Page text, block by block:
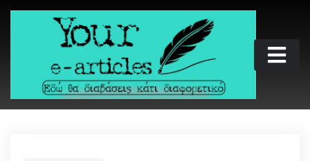
Skip
Your e-articles
Εδώ θα διαβάσεις κάτι διαφορετικό